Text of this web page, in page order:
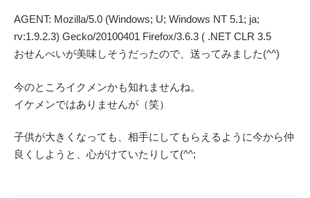
AGENT: Mozilla/5.0 (Windows; U; Windows NT 5.1; ja;
rv:1.9.2.3) Gecko/20100401 Firefox/3.6.3 ( .NET CLR 3.5
おせんべいが美味しそうだったので、送ってみました(^^)
今のところイクメンかも知れませんね。
イケメンではありませんが（笑）
子供が大きくなっても、相手にしてもらえるように今から仲
良くしようと、心がけていたりして(^^;